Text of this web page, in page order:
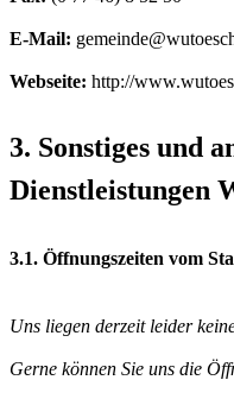
E-Mail:
Webseite: http://
3. Sonstiges und
Dienstleistungen
3.1. Öffnungszeiten vom
Uns liegen derzeit leider
Gerne können Sie uns die